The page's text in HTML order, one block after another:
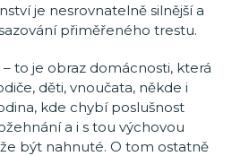
je nesrovnatelně silnější a
přiměřeného trestu.
to je obraz domácnosti, která
děti, vnoučata, někde i
kde chybí poslušnost
a i s tou výchovou
být nahnuté. O tom ostatně